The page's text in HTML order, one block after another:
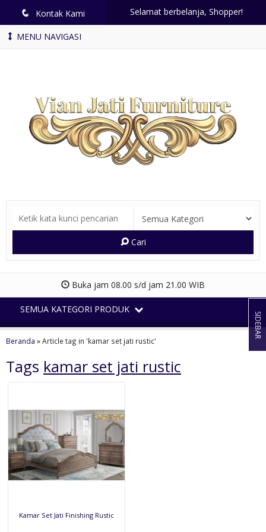
q Kontak Kami Selamat berbelanja, Shopper!
MENU NAVIGASI
Cari
Buka jam 08.00 s/d jam 21.00 WIB
SEMUA KATEGORI PRODUK
Beranda »Article tag in 'kamar set jati rustic'
Tags kamar set jati rustic
Kamar Set Jati Finishing Rustic
SIDEBAR